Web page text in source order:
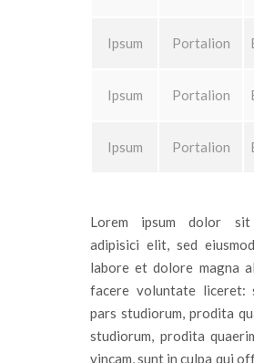
Ipsum Portalion
Ipsum Portalion
Ipsum Portalion
Lorem ipsum dolor sit
adipisici elit, sed
labore et dolore magna
facere voluntate liceret:
pars studiorum, prodita
studiorum, prodita
vincam, sunt in culpa qui